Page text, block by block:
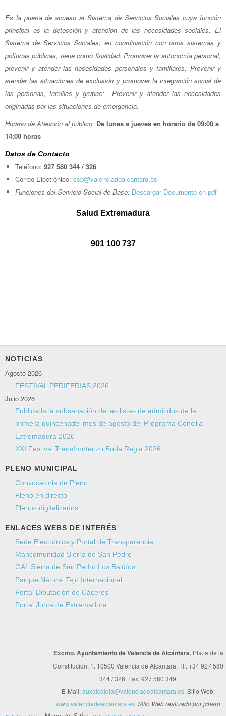
Es la puerta de acceso al Sistema de Servicios Sociales cuya función
principal es la detección y atención de las necesidades sociales. El
Sistema de Servicios Sociales, en coordinación con otros sistemas y
políticas públicas, tiene como finalidad: Promover la autonomía personal,
prevenir y atender las necesidades personales y familiares; Prevenir y
atender las situaciones de exclusión y promover la integración social de
las personas, familias y grupos; Prevenir y atender las necesidades
originadas por las situaciones de emergencia.
Horario de Atención al público: De lunes a jueves en horario de 09:00 a
14:00 horas
Datos de Contacto
Teléfono: 927 580 344 / 326
Correo Electrónico: ssb@valenciadealcantara.es
Funciones del Servicio Social de Base: Descargar Documento en pdf
Salud Extremadura
901 100 737
NOTICIAS
Agosto 2026
FESTIVAL PERIFERIAS 2026
Julio 2026
Publicada la subsanación de las listas de admitidos de la
primera quincenadel mes de agosto del Programa Concilia
Extremadura 2026
XXI Festival Transfronterizo Boda Regia 2026
PLENO MUNICIPAL
Convocatoria de Pleno
Pleno en directo
Plenos digitalizados
ENLACES WEBS DE INTERÉS
Sede Electrónica y Portal de Transparencia
Mancomunidad Sierra de San Pedro
GAL Sierra de San Pedro Los Baldíos
Parque Natural Tajo Internacional
Portal Diputación de Cáceres
Portal Junta de Extremadura
Excmo. Ayuntamiento de Valencia de Alcántara. Plaza de la
Constitución, 1. 10500 Valencia de Alcántara. Tlf: +34 927 580
344 / 326. Fax: 927 580 349.
E-Mail:auxalcaldia@valenciadealcantara.es. Sitio Web:
www.valenciadealcantara.es. Sitio Web realizado por jchero